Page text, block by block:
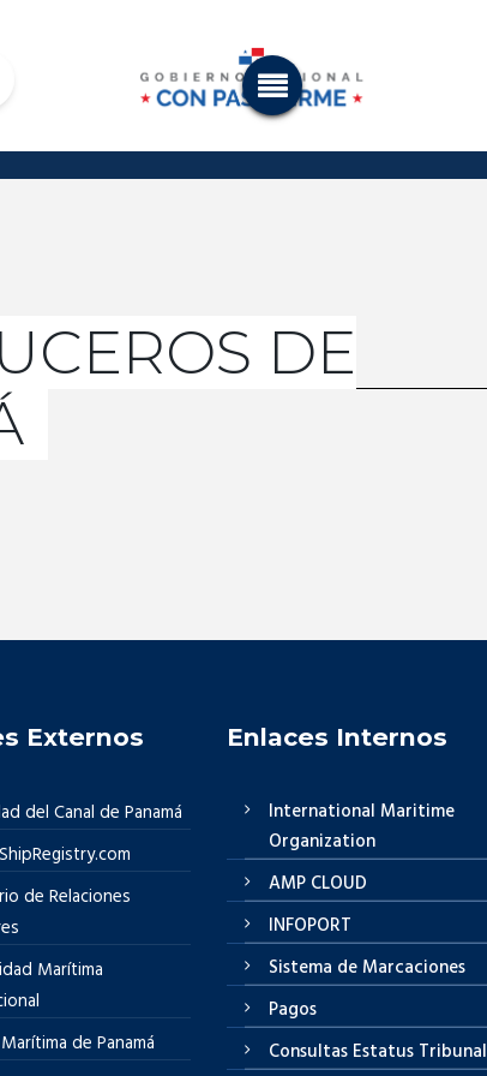
DE
Externos
del Canal de Panamá
de Relaciones
Marítima
de Panamá
Enlaces Internos
International Maritime
Organization
AMP CLOUD
INFOPORT
Sistema de Marcaciones
Pagos
Consultas Estatus Tribunal